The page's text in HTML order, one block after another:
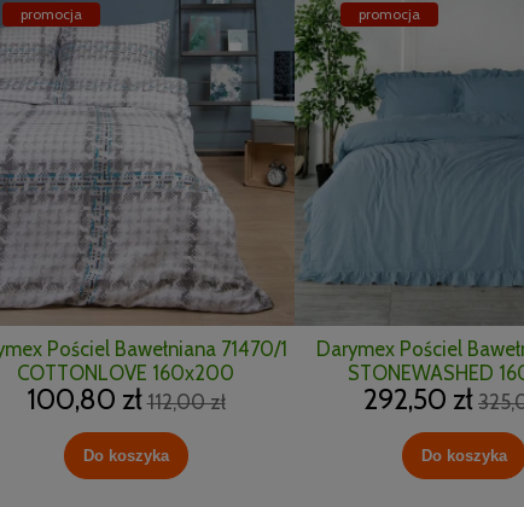
Pościel Bawełniana 71470/1
COTTONLOVE 160x200
100,80 zł 112,00 zł
Do koszyka
promocja
Darymex Pościel
STONEWASHED
292,50 zł
Do koszyka
promocja